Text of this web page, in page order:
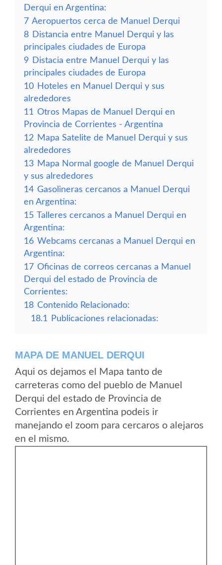
Derqui en Argentina:
7 Aeropuertos cerca de Manuel Derqui
8 Distancia entre Manuel Derqui y las
principales ciudades de Europa
9 Distacia entre Manuel Derqui y las
principales ciudades de Europa
10 Hoteles en Manuel Derqui y sus
alrededores
11 Otros Mapas de Manuel Derqui en
Provincia de Corrientes - Argentina
12 Mapa Satelite de Manuel Derqui y sus
alrededores
13 Mapa Normal google de Manuel Derqui
y sus alrededores
14 Gasolineras cercanos a Manuel Derqui
en Argentina:
15 Talleres cercanos a Manuel Derqui en
Argentina:
16 Webcams cercanas a Manuel Derqui en
Argentina:
17 Oficinas de correos cercanas a Manuel
Derqui del estado de Provincia de
Corrientes:
18 Contenido Relacionado:
18.1
Publicaciones relacionadas:
MAPA DE MANUEL DERQUI
Aqui os dejamos el Mapa tanto de
carreteras como del pueblo de Manuel
Derqui del estado de Provincia de
Corrientes en Argentina podeis ir
manejando el zoom para cercaros o alejaros
en el mismo.